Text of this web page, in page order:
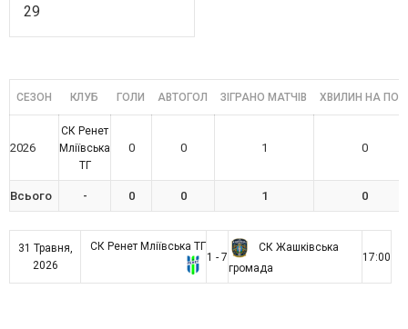
29
СЕЗОН КЛУБ ГОЛИ АВТОГОЛ ЗІГРАНО МАТЧІВ ХВИЛИН НА ПОЛІ
2026
СК Ренет
Мліївська
ТГ
0 0 1 0
Всього - 0 0 1 0
31 Травня,
2026
СК Ренет Мліївська ТГ
1 - 7
СК Жашківська
громада
17:00